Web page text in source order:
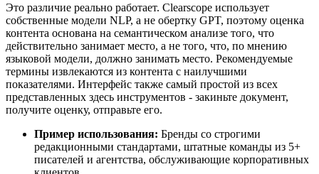
Это различие реально работает. Clearscope использует
собственные модели NLP, а не обертку GPT, поэтому оценка
контента основана на семантическом анализе того, что
действительно занимает место, а не того, что, по мнению
языковой модели, должно занимать место. Рекомендуемые
термины извлекаются из контента с наилучшими
показателями. Интерфейс также самый простой из всех
представленных здесь инструментов - закиньте документ,
получите оценку, отправьте его.
Пример использования: Бренды со строгими
редакционными стандартами, штатные команды из 5+
писателей и агентства, обслуживающие корпоративных